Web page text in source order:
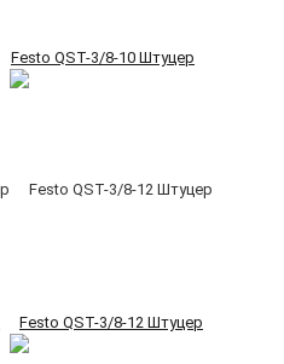
Festo QST-3/8-10 Штуцер
Festo QST-3/8-12 Штуцер